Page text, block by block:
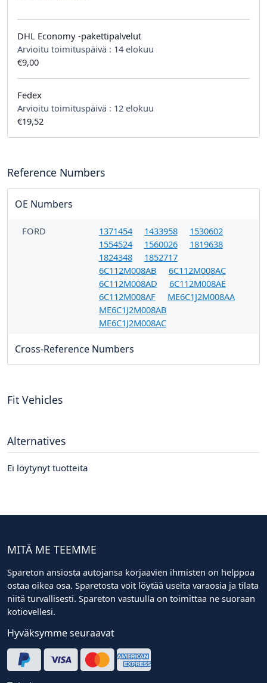
DHL Economy -pakettipalvelut
Arvioitu toimituspäivä : 14 elokuu
€9,00
Fedex
Arvioitu toimituspäivä : 12 elokuu
€19,52
Reference Numbers
OE Numbers
FORD 1371454 1433958
1530602
1554524
1560026
1819638
1824348
1852717
6C112M008AB
6C112M008AC
6C112M008AD
6C112M008AE
6C112M008AF
ME6C1J2M008AA
ME6C1J2M008AB
ME6C1J2M008AC
Cross-Reference Numbers
Fit Vehicles
Alternatives
Ei löytynyt tuotteita
MITÄ ME TEEMME
Spareton ansiosta autojansa korjaavien ihmisten on helppoa
ostaa oikea osa. Sparetosta voit löytää useita varaosia ja tilata
niitä turvallisesti. Spareton vastuulla on toimittaa ne suoraan
kotiovellesi.
Hyväksymme seuraavat